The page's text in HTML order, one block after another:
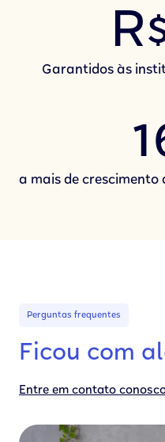
Garantidos às
a mais de crescimento
Perguntas frequentes
Ficou com
Entre em contato